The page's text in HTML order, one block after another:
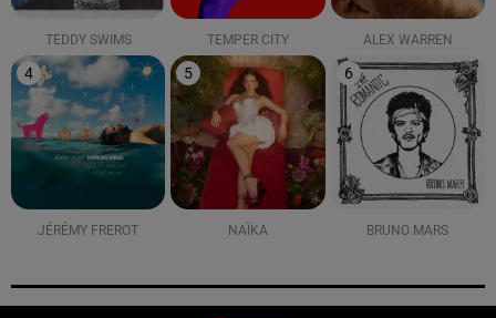
TEDDY SWIMS TEMPER CITY ALEX WARREN
4
JÉRÉMY FREROT
5
NAÏKA
6
BRUNO MARS